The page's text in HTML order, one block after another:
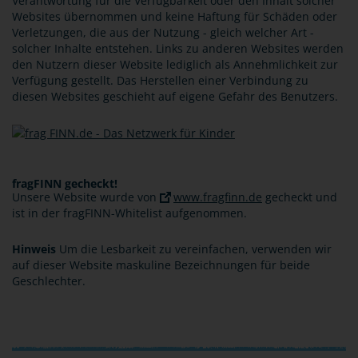
Websites übernommen und keine Haftung für Schäden oder
Verletzungen, die aus der Nutzung - gleich welcher Art -
solcher Inhalte entstehen. Links zu anderen Websites werden
den Nutzern dieser Website lediglich als Annehmlichkeit zur
Verfügung gestellt. Das Herstellen einer Verbindung zu
diesen Websites geschieht auf eigene Gefahr des Benutzers.
fragFINN gecheckt!
Unsere Website wurde von
www.fragfinn.de gecheckt und
ist in der fragFINN-Whitelist aufgenommen.
Hinweis Um die Lesbarkeit zu vereinfachen, verwenden wir
auf dieser Website maskuline Bezeichnungen für beide
Geschlechter.